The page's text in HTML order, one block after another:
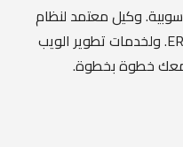
وكيل معتمد لنظام
odoo لتخطيط موارد المؤسساتERP. ولخدمات تطوير الويب
معك خطوة بخطوة.